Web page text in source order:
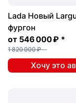
Lada Новый
фургон
от 546 000 ₽ *
1 820 000 ₽
Хочу это